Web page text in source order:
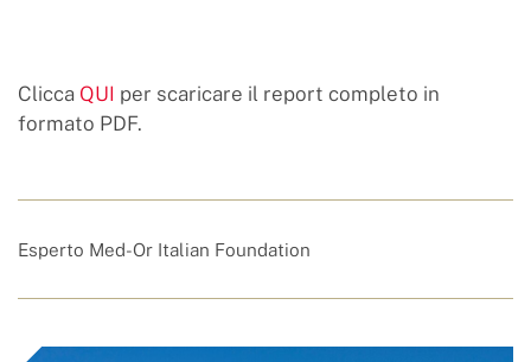
Clicca QUI per scaricare il report completo in
formato PDF.
Esperto Med-Or Italian Foundation